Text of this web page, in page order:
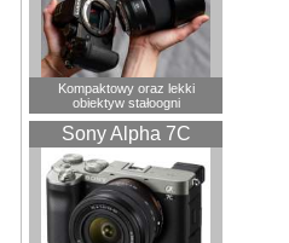
Kompaktowy oraz lekki
obiektyw stałoogni
Sony Alpha 7C